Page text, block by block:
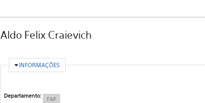
Aldo Felix Craievich
OCULTAR
INFORMAÇÕES
Departamento: FAP